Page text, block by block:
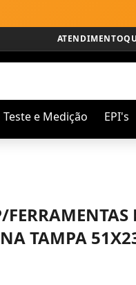
ATENDIMENTO
Teste e Medição EPI's
NA TAMPA